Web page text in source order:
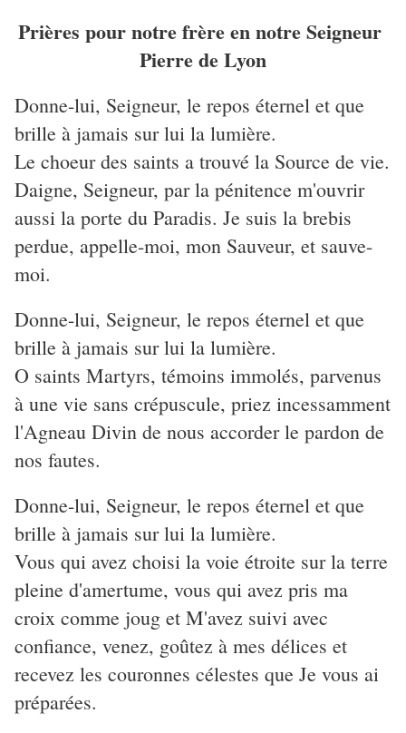
Prières pour notre frère en notre Seigneur
Pierre de Lyon
Donne-lui, Seigneur, le repos éternel et que
brille à jamais sur lui la lumière.
Le choeur des saints a trouvé la Source de vie.
Daigne, Seigneur, par la pénitence m'ouvrir
aussi la porte du Paradis. Je suis la brebis
perdue, appelle-moi, mon Sauveur, et sauve-
moi.
Donne-lui, Seigneur, le repos éternel et que
brille à jamais sur lui la lumière.
O saints Martyrs, témoins immolés, parvenus
à une vie sans crépuscule, priez incessamment
l'Agneau Divin de nous accorder le pardon de
nos fautes.
Donne-lui, Seigneur, le repos éternel et que
brille à jamais sur lui la lumière.
Vous qui avez choisi la voie étroite sur la terre
pleine d'amertume, vous qui avez pris ma
croix comme joug et M'avez suivi avec
confiance, venez, goûtez à mes délices et
recevez les couronnes célestes que Je vous ai
préparées.